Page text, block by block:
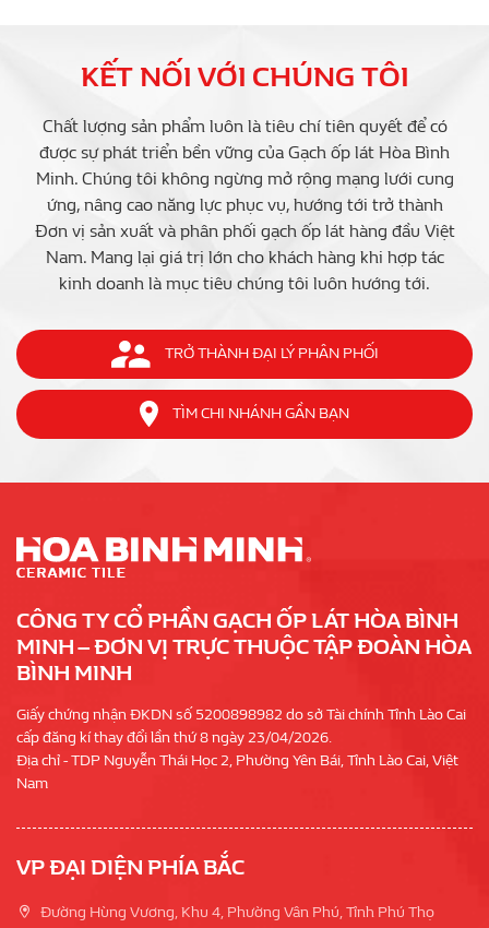
KẾT NỐI VỚI CHÚNG TÔI
Chất lượng sản phẩm luôn là tiêu chí tiên quyết để có
được sự phát triển bền vững của Gạch ốp lát Hòa Bình
Minh. Chúng tôi không ngừng mở rộng mạng lưới cung
ứng, nâng cao năng lực phục vụ, hướng tới trở thành
Đơn vị sản xuất và phân phối gạch ốp lát hàng đầu Việt
Nam. Mang lại giá trị lớn cho khách hàng khi hợp tác
kinh doanh là mục tiêu chúng tôi luôn hướng tới.
TRỞ THÀNH ĐẠI LÝ PHÂN PHỐI
TÌM CHI NHÁNH GẦN BẠN
CÔNG TY CỔ PHẦN GẠCH ỐP LÁT HÒA BÌNH
MINH – ĐƠN VỊ TRỰC THUỘC TẬP ĐOÀN HÒA
BÌNH MINH
Giấy chứng nhận ĐKDN số 5200898982 do sở Tài chính Tỉnh Lào Cai
cấp đăng kí thay đổi lần thứ 8 ngày 23/04/2026.
Địa chỉ - TDP Nguyễn Thái Học 2, Phường Yên Bái, Tỉnh Lào Cai, Việt
Nam
VP ĐẠI DIỆN PHÍA BẮC
Đường Hùng Vương, Khu 4, Phường Vân Phú, Tỉnh Phú Thọ